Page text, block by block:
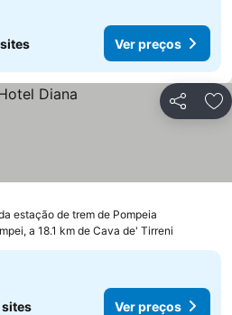
sites Ver preços
Partilhar
estação de trem de Pompeia
a 18.1 km de Cava de' Tirreni
sites Ver preços